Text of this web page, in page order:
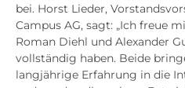
bei. Horst Lie­der,
Cam­pus AG, sagt: „Ich freue
Roman Diehl und Alex­an­der
voll­stän­dig haben. Bei­de
lang­jäh­ri­ge Erfah­rung in die